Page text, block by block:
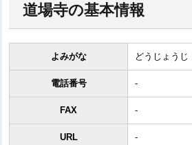
道場寺の基本情報
よみがな どうじょうじ
電話番号 -
FAX -
URL -